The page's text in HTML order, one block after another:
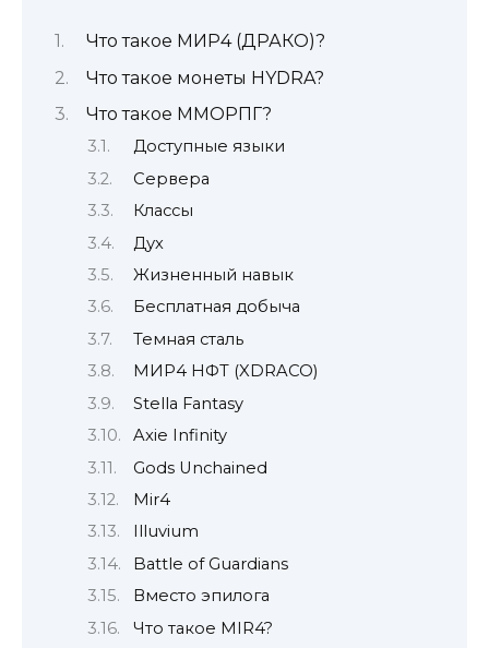
Что такое МИР4 (ДРАКО)?
Что такое монеты HYDRA?
Что такое ММОРПГ?
Доступные языки
Сервера
Классы
Дух
Жизненный навык
Бесплатная добыча
Темная сталь
МИР4 НФТ (XDRACO)
Stella Fantasy
Axie Infinity
Gods Unchained
Mir4
Illuvium
Battle of Guardians
Вместо эпилога
Что такое MIR4?